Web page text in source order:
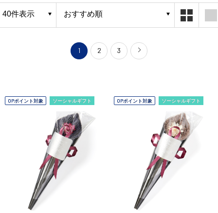
1 2 3
OPポイント対象 ソーシャルギフト OPポイント対象 ソーシャルギフト